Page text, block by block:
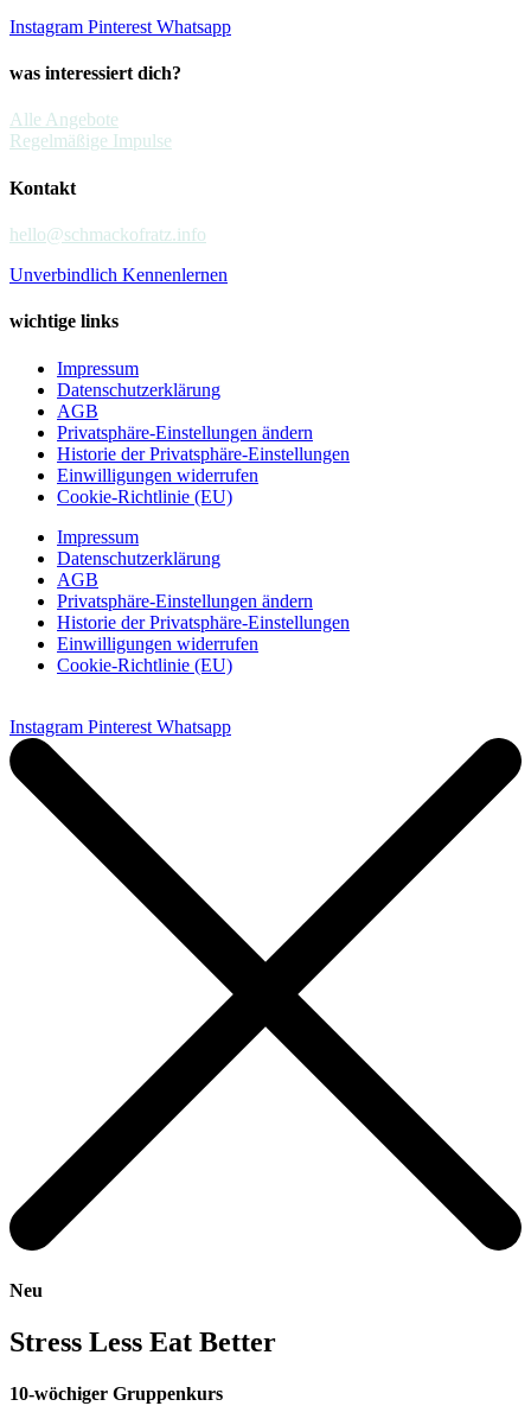
Instagram Pinterest Whatsapp
was interessiert dich?
Alle Angebote
Regelmäßige Impulse
Kontakt
hello@schmackofratz.info
Unverbindlich Kennenlernen
wichtige links
Impressum
Datenschutzerklärung
AGB
Privatsphäre-Einstellungen ändern
Historie der Privatsphäre-Einstellungen
Einwilligungen widerrufen
Cookie-Richtlinie (EU)
Impressum
Datenschutzerklärung
AGB
Privatsphäre-Einstellungen ändern
Historie der Privatsphäre-Einstellungen
Einwilligungen widerrufen
Cookie-Richtlinie (EU)
Instagram Pinterest Whatsapp
Neu
Stress Less Eat Better
10-wöchiger Gruppenkurs